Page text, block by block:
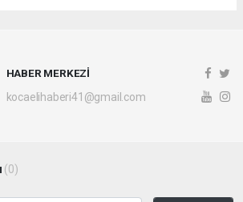
HABER MERKEZİ
kocaelihaberi41@gmail.com
(0)